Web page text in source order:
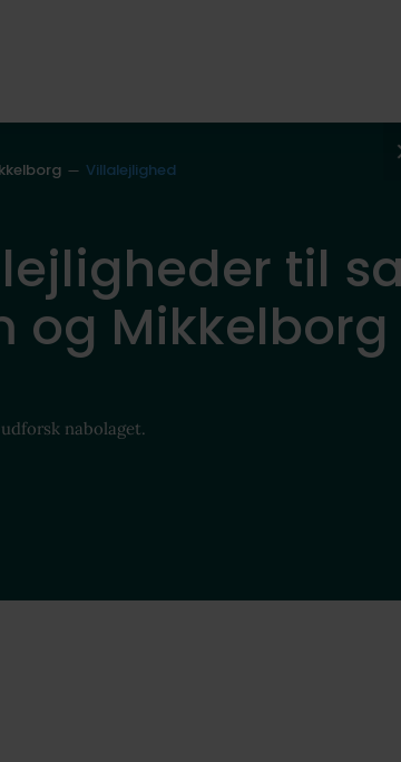
Villalejlighed
til
og Mikkelborg
nabolaget.